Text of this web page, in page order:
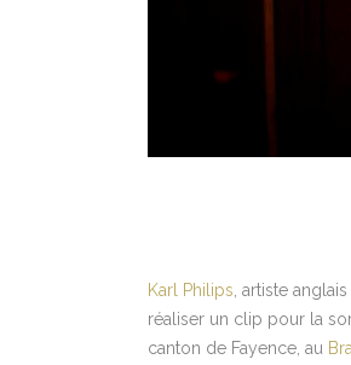
Karl Philips , artiste
réaliser un clip pour la
canton de Fayence, au